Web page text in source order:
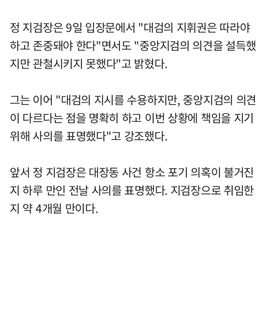
정 지검장은 9일 입장문에서 "대검의 지휘권은 따라야
하고 존중돼야 한다"면서도 "중앙지검의 의견을 설득했
지만 관철시키지 못했다"고 밝혔다.
그는 이어 "대검의 지시를 수용하지만, 중앙지검의 의견
이 다르다는 점을 명확히 하고 이번 상황에 책임을 지기
위해 사의를 표명했다"고 강조했다.
앞서 정 지검장은 대장동 사건 항소 포기 의혹이 불거진
지 하루 만인 전날 사의를 표명했다. 지검장으로 취임한
지 약 4개월 만이다.